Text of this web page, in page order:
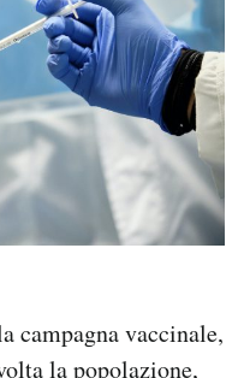
campagna vaccinale,
la popolazione,